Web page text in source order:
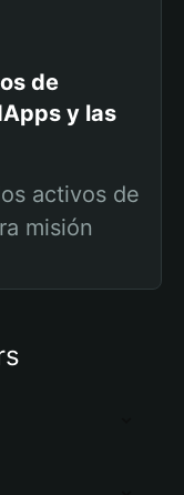
de
y las
activos de
misión